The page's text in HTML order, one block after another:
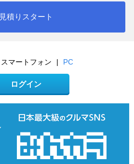
見積りスタート
スマートフォン | PC
ログイン